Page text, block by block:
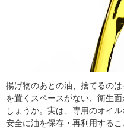
揚げ物のあとの油、捨てるの
を置くスペースがない、衛生
しょうか。実は、専用のオイ
安全に油を保存・再利用する